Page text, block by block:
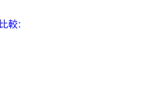
較: